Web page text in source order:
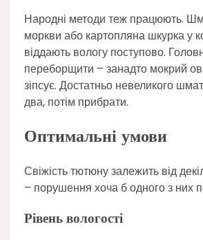
Народні методи теж працюють.
моркви або картопляна шкурка у
віддають вологу поступово.
переборщити – занадто мокрий
зіпсує. Достатньо невеликого
два, потім прибрати.
Оптимальні умови
Свіжість тютюну залежить від
– порушення хоча б одного з них
Рівень вологості